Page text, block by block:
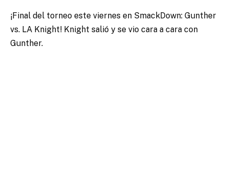
¡Final del torneo este viernes en SmackDown: Gunther
vs. LA Knight! Knight salió y se vio cara a cara con
Gunther.